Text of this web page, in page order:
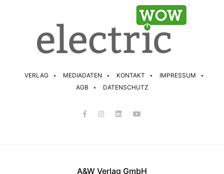
VERLAG MEDIADATEN KONTAKT
IMPRESSUM
AGB
DATENSCHUTZ
A&W Verlag GmbH